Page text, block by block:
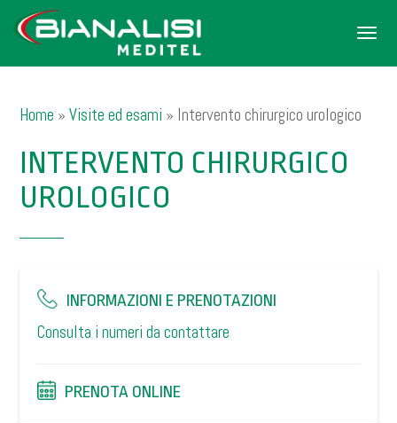
Menu
Home »Visite ed esami » Intervento chirurgico urologico
INTERVENTO CHIRURGICO
UROLOGICO
INFORMAZIONI E PRENOTAZIONI
Consulta i numeri da contattare
PRENOTA ONLINE